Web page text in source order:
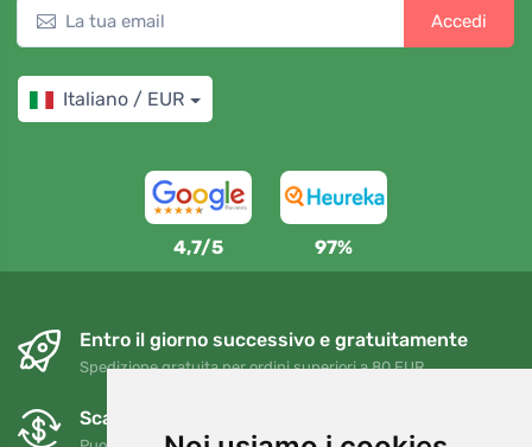
Accedi
Italiano / EUR
4,7/5 97%
Entro il giorno successivo e gratuitamente
Spedizione gratuita per ordini superiori a 80 EUR
Scambi e resi gratuiti